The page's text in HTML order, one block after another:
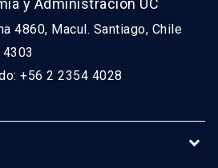
y Administración UC
4860, Macul. Santiago, Chile
+56 2 2354 4028